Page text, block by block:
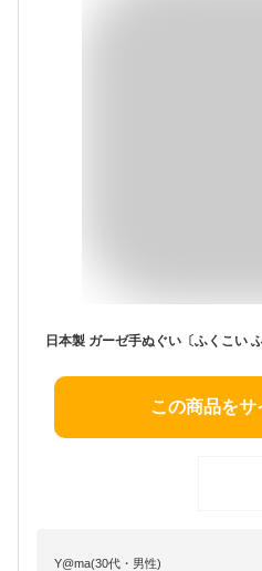
この商品をサ
Y@ma(30代・男性)